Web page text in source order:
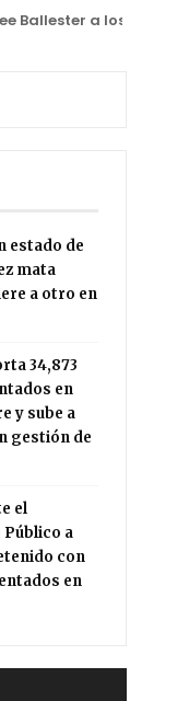
a los que se
estado de
mata
a otro en
34,873
en
y sube a
gestión de
el
a
con
en